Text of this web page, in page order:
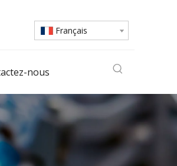
Français
nous